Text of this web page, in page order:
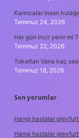
Karıncalar insan
Temmuz 24, 2026
Her gün incir yenir mi ?
Temmuz 22, 2026
Tokattan Vana kaç
Temmuz 18, 2026
Son yorumlar
Hangi hastalar
Hangi hastalar